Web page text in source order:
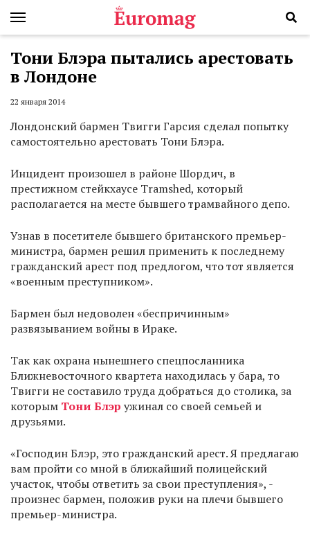
Тони Блэра пытались арестовать
в Лондоне
22 января 2014
Лондонский бармен Твигги Гарсия сделал попытку
самостоятельно арестовать Тони Блэра.
Инцидент произошел в районе Шордич, в
престижном стейкхаусе Tramshed, который
располагается на месте бывшего трамвайного депо.
Узнав в посетителе бывшего британского премьер-
министра, бармен решил применить к последнему
гражданский арест под предлогом, что тот является
«военным преступником».
Бармен был недоволен «беспричинным»
развязыванием войны в Ираке.
Так как охрана нынешнего спецпосланника
Ближневосточного квартета находилась у бара, то
Твигги не составило труда добраться до столика, за
которым Тони Блэр ужинал со своей семьей и
друзьями.
«Господин Блэр, это гражданский арест. Я предлагаю
вам пройти со мной в ближайший полицейский
участок, чтобы ответить за свои преступления», -
произнес бармен, положив руки на плечи бывшего
премьер-министра.